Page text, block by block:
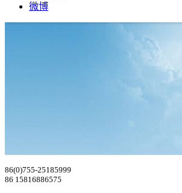
微博
86(0)755-25185999
86 15816886575